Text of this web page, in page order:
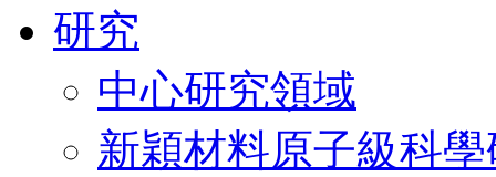
研究
中心研究領域
新穎材料原子級科